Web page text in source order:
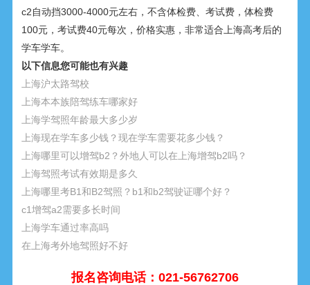
c2自动挡3000-4000元左右，不含体检费、考试费，体检费
100元，考试费40元每次，价格实惠，非常适合上海高考后的
学车学车。
以下信息您可能也有兴趣
上海沪太路驾校
上海本本族陪驾练车哪家好
上海学驾照年龄最大多少岁
上海现在学车多少钱？现在学车需要花多少钱？
上海哪里可以增驾b2？外地人可以在上海增驾b2吗？
上海驾照考试有效期是多久
上海哪里考B1和B2驾照？b1和b2驾驶证哪个好？
c1增驾a2需要多长时间
上海学车通过率高吗
在上海考外地驾照好不好
报名咨询电话：021-56762706